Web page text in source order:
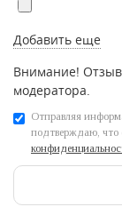
Добавить еще
Внимание! Отзыв
модератора.
Отправляя
подтверждаю, что